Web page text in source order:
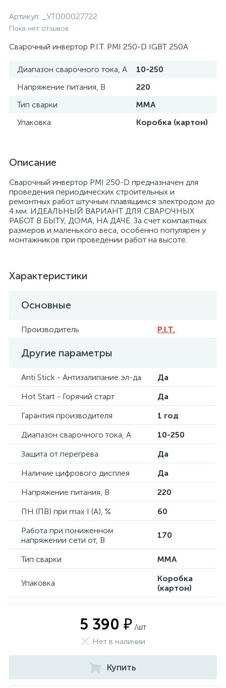
Артикул: _УТ000027722
Пока нет отзывов
Сварочный инвертор P.I.T. PMI 250-D IGBT 250A
Диапазон сварочного тока, А
10-250
Напряжение питания, В
220
Тип сварки
MMA
Упаковка
Коробка (картон)
Описание
Сварочный инвертор PMI 250-D предназначен для
проведения периодических строительных и
ремонтных работ штучным плавящимся электродом до
4 мм. ИДЕАЛЬНЫЙ ВАРИАНТ ДЛЯ СВАРОЧНЫХ
РАБОТ В БЫТУ, ДОМА, НА ДАЧЕ. За счет компактных
размеров и маленького веса, особенно популярен у
монтажников при проведении работ на высоте.
Характеристики
Основные
Производитель P.I.T.
Другие параметры
Anti Stick - Антизалипание эл-да
Да
Hot Start - Горячий старт
Да
Гарантия производителя
1 год
Диапазон сварочного тока, А
10-250
Защита от перегрева
Да
Наличие цифрового дисплея
Да
Напряжение питания, В
220
ПН (ПВ) при max I (A), %
60
Работа при пониженном
напряжении сети от, В
170
Тип сварки MMA
Упаковка
Коробка
(картон)
5 390 ₽ /шт
Нет в наличии
Купить